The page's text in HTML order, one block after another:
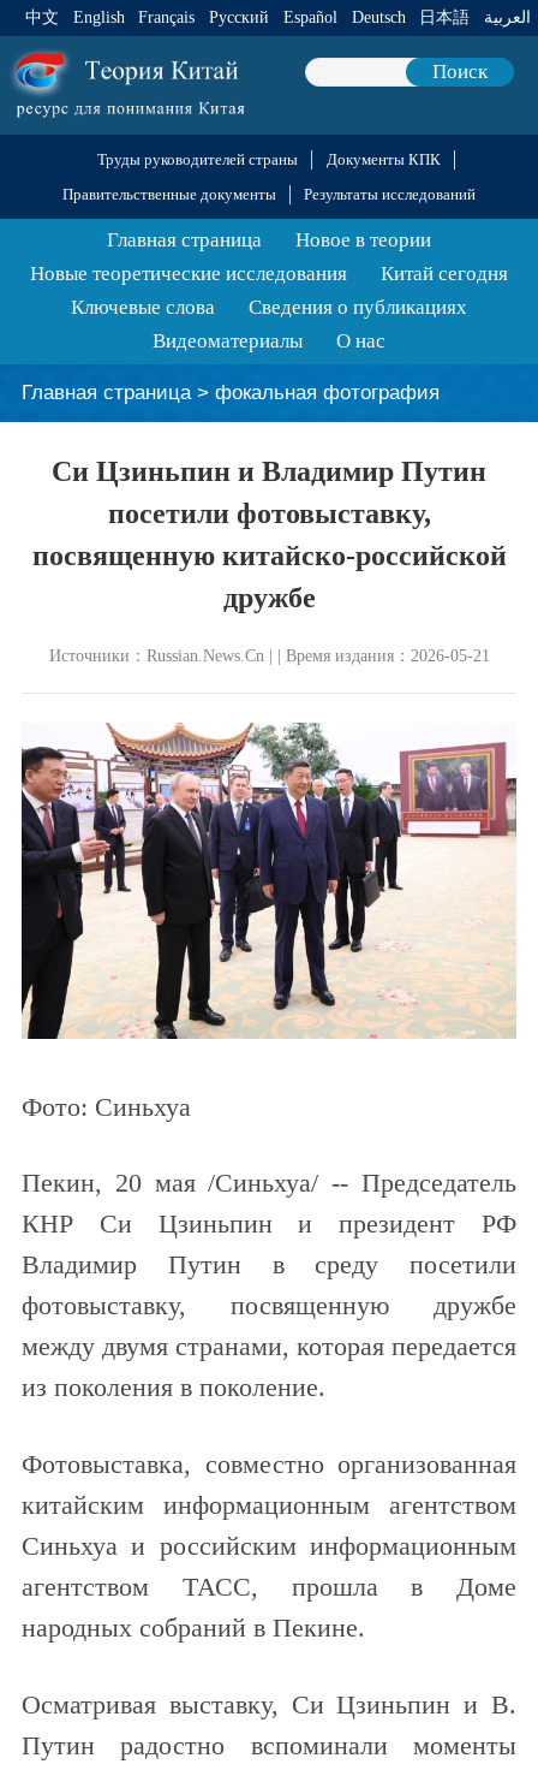
中文 English Français Pусский Español Deutsch 日本語 العربية
Поиск
Труды руководителей страны
Документы КПК
Правительственные документы
Результаты исследований
Главная страница
Новое в теории
Новые теоретические исследования
Китай сегодня
Ключевые слова
Сведения о публикациях
Видеоматериалы
О нас
Главная страница> фокальная фотография
Си Цзиньпин и Владимир Путин
посетили фотовыставку,
посвященную китайско-российской
дружбе
Источники：Russian.News.Cn | | Время издания：2026-05-21
Фото: Синьхуа
Пекин, 20 мая /Синьхуа/ -- Председатель
КНР Си Цзиньпин и президент РФ
Владимир Путин в среду посетили
фотовыставку, посвященную дружбе
между двумя странами, которая передается
из поколения в поколение.
Фотовыставка, совместно организованная
китайским информационным агентством
Синьхуа и российским информационным
агентством ТАСС, прошла в Доме
народных собраний в Пекине.
Осматривая выставку, Си Цзиньпин и В.
Путин радостно вспоминали моменты